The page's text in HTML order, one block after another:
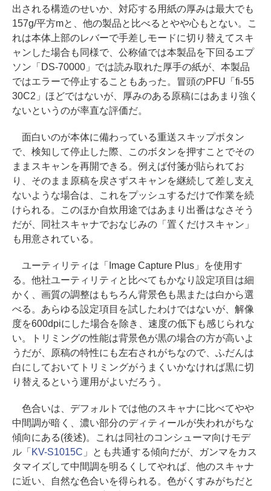
出される構造のせいか、対応する用紙の厚みは最大でも
157g/平方mと、他の製品と比べるとやや心もとない。こ
れは本体上部のレバーで手差しモードに切り替えてスキ
ャンした場合も同様で、公称値では本製品を下回るエプ
ソン「DS-70000」では読み取れた厚手の紙が、本製品
ではエラーで停止することもあった。冒頭のPFU「fi-55
30C2」ほどではないが、厚みのある原稿にはあまり強く
ないというのが率直な評価だ。
面白いのが本体に備わっている重送スキップボタン
で、検知して停止した際、このボタンを押すことでその
ままスキャンを再開できる。例えば付箋が貼られてお
り、そのまま原稿を戻さずスキャンを継続して差し支え
ないような場合は、これをプッシュするだけで作業を続
けられる。このほか自炊用途ではあまり出番はなさそう
だが、同社スキャナでおなじみの「置くだけスキャン」
も用意されている。
ユーティリティは「Image Capture Plus」を使用す
る。他社ユーティリティと比べてもかなり設定項目は細
かく、画質の調整はもちろん背景色も黒または白から選
べる。あらゆる設定項目を試したわけではないが、解像
度を600dpiにした場合を除き、速度の低下も感じられな
い。トリミングの性能は背景色が黒の場合の方が高いよ
うだが、原稿の特性にも左右されがちなので、ふだんは
白にしておいてトリミングがうまくいかなければ黒に切
り替えるという運用がよいだろう。
色合いは、デフォルトでは他のスキャナに比べてやや
中間調が暗く、濃い部分のディティールが失われがちな
傾向にある(後述)。これは同社のコンシューマ向けモデ
ル「 KV-S1015C 」とも共通する傾向だが、ガンマをカス
タマイズして中間調を明るくしてやれば、他のスキャナ
に近い、自然な色合いを得られる。色がくすみがちだと